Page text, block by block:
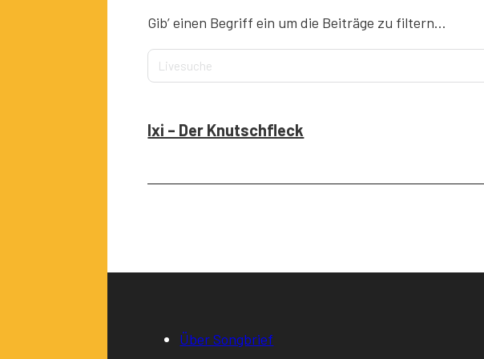
Gib’ einen Begriff ein um die Beiträge zu filtern…
Ixi – Der Knutschfleck
Über Songbrief